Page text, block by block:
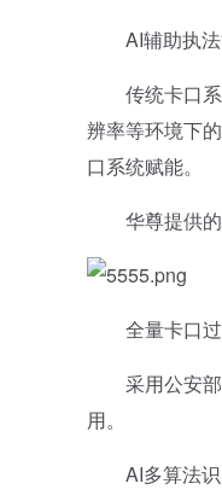
AI辅助执法
传统卡口系
辨率等环境下
口系统赋能。
华尊提供的
全量卡口过
采用公安部
用。
AI多算法识